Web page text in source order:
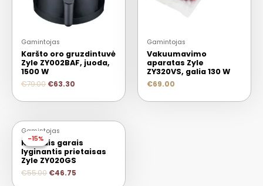
Gamintojas
Karšto oro gruzdintuvė
Zyle ZY002BAF, juoda,
1500 W
€79.00 €63.30
Gamintojas
Vakuumavimo
aparatas Zyle
ZY320VS, galia 130 W
€69.00
-15%
-15%
Gamintojas
Karštais garais
lyginantis prietaisas
Zyle ZY020GS
€55.00 €46.75